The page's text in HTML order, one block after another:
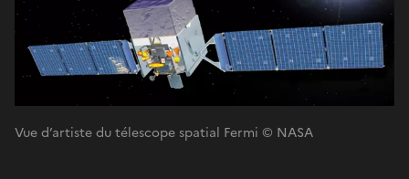
Vue d’artiste du télescope spatial Fermi © NASA